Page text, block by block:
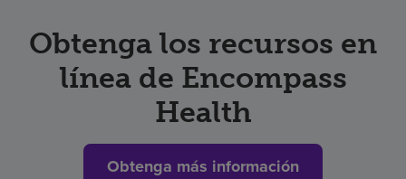
Obtenga los recursos en
línea de Encompass
Health
Obtenga más información